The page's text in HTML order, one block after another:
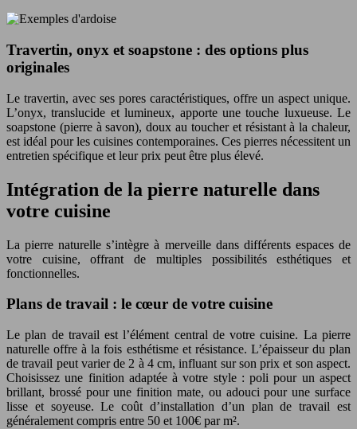
Travertin, onyx et soapstone : des options plus
originales
Le travertin, avec ses pores caractéristiques, offre un aspect unique.
L’onyx, translucide et lumineux, apporte une touche luxueuse. Le
soapstone (pierre à savon), doux au toucher et résistant à la chaleur,
est idéal pour les cuisines contemporaines. Ces pierres nécessitent un
entretien spécifique et leur prix peut être plus élevé.
Intégration de la pierre naturelle dans
votre cuisine
La pierre naturelle s’intègre à merveille dans différents espaces de
votre cuisine, offrant de multiples possibilités esthétiques et
fonctionnelles.
Plans de travail : le cœur de votre cuisine
Le plan de travail est l’élément central de votre cuisine. La pierre
naturelle offre à la fois esthétisme et résistance. L’épaisseur du plan
de travail peut varier de 2 à 4 cm, influant sur son prix et son aspect.
Choisissez une finition adaptée à votre style : poli pour un aspect
brillant, brossé pour une finition mate, ou adouci pour une surface
lisse et soyeuse. Le coût d’installation d’un plan de travail est
généralement compris entre 50 et 100€ par m².